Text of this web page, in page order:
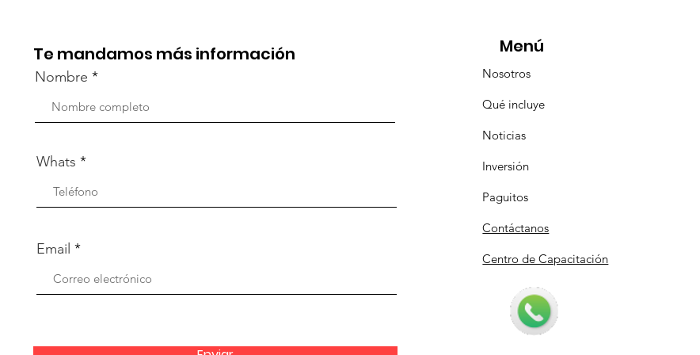
Te mandamos más información
Nombre
Whats
Email
Menú
Nosotros
Qué incluye
Noticias
Inversión
Paguitos
Contáctanos
Centro de Capacitación